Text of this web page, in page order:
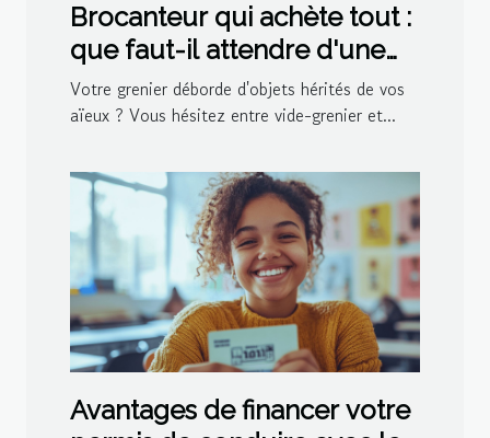
Brocanteur qui achète tout :
que faut-il attendre d'une
visite à domicile ?
Votre grenier déborde d'objets hérités de vos
aïeux ? Vous hésitez entre vide-grenier et...
Avantages de financer votre